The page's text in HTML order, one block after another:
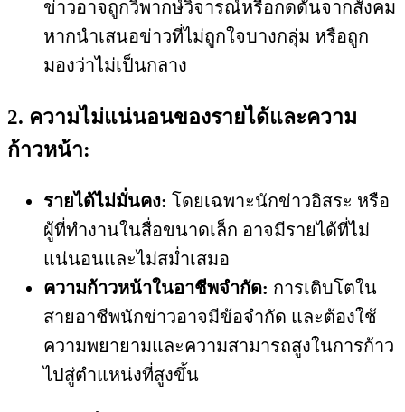
ข่าวอาจถูกวิพากษ์วิจารณ์หรือกดดันจากสังคม
หากนำเสนอข่าวที่ไม่ถูกใจบางกลุ่ม หรือถูก
มองว่าไม่เป็นกลาง
2. ความไม่แน่นอนของรายได้และความ
ก้าวหน้า:
รายได้ไม่มั่นคง: โดยเฉพาะนักข่าวอิสระ หรือ
ผู้ที่ทำงานในสื่อขนาดเล็ก อาจมีรายได้ที่ไม่
แน่นอนและไม่สม่ำเสมอ
ความก้าวหน้าในอาชีพจำกัด: การเติบโตใน
สายอาชีพนักข่าวอาจมีข้อจำกัด และต้องใช้
ความพยายามและความสามารถสูงในการก้าว
ไปสู่ตำแหน่งที่สูงขึ้น